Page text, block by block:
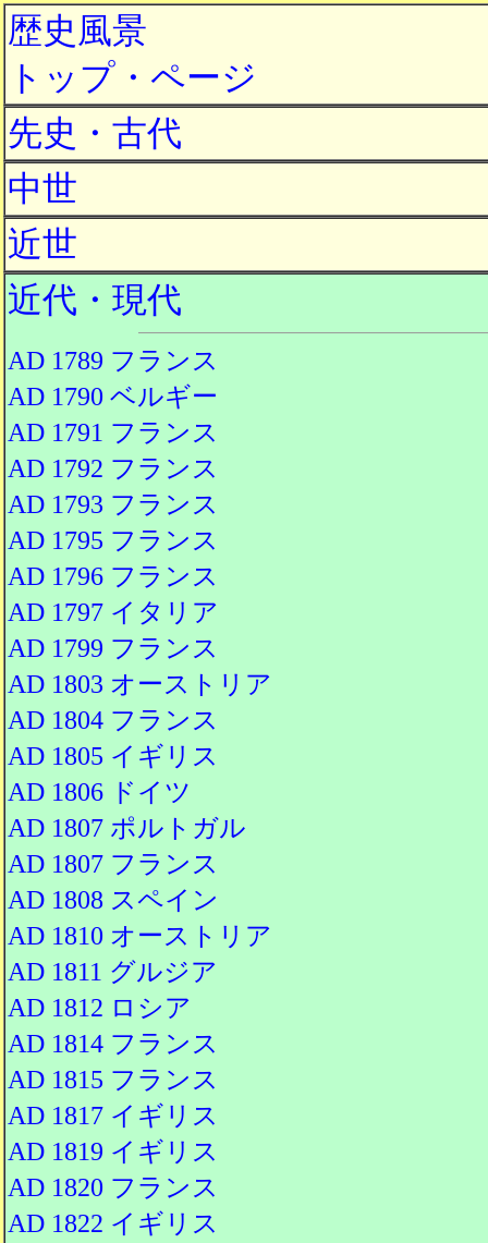
歴史風景
トップ・ページ
先史・古代
中世
近世
近代・現代
AD 1789 フランス
AD 1790 ベルギー
AD 1791 フランス
AD 1792 フランス
AD 1793 フランス
AD 1795 フランス
AD 1796 フランス
AD 1797 イタリア
AD 1799 フランス
AD 1803 オーストリア
AD 1804 フランス
AD 1805 イギリス
AD 1806 ドイツ
AD 1807 ポルトガル
AD 1807 フランス
AD 1808 スペイン
AD 1810 オーストリア
AD 1811 グルジア
AD 1812 ロシア
AD 1814 フランス
AD 1815 フランス
AD 1817 イギリス
AD 1819 イギリス
AD 1820 フランス
AD 1822 イギリス